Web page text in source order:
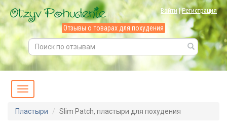
Войти|Регистрация
Отзывы о товарах для похудения
Пластыри Slim Patch, пластыри для похудения